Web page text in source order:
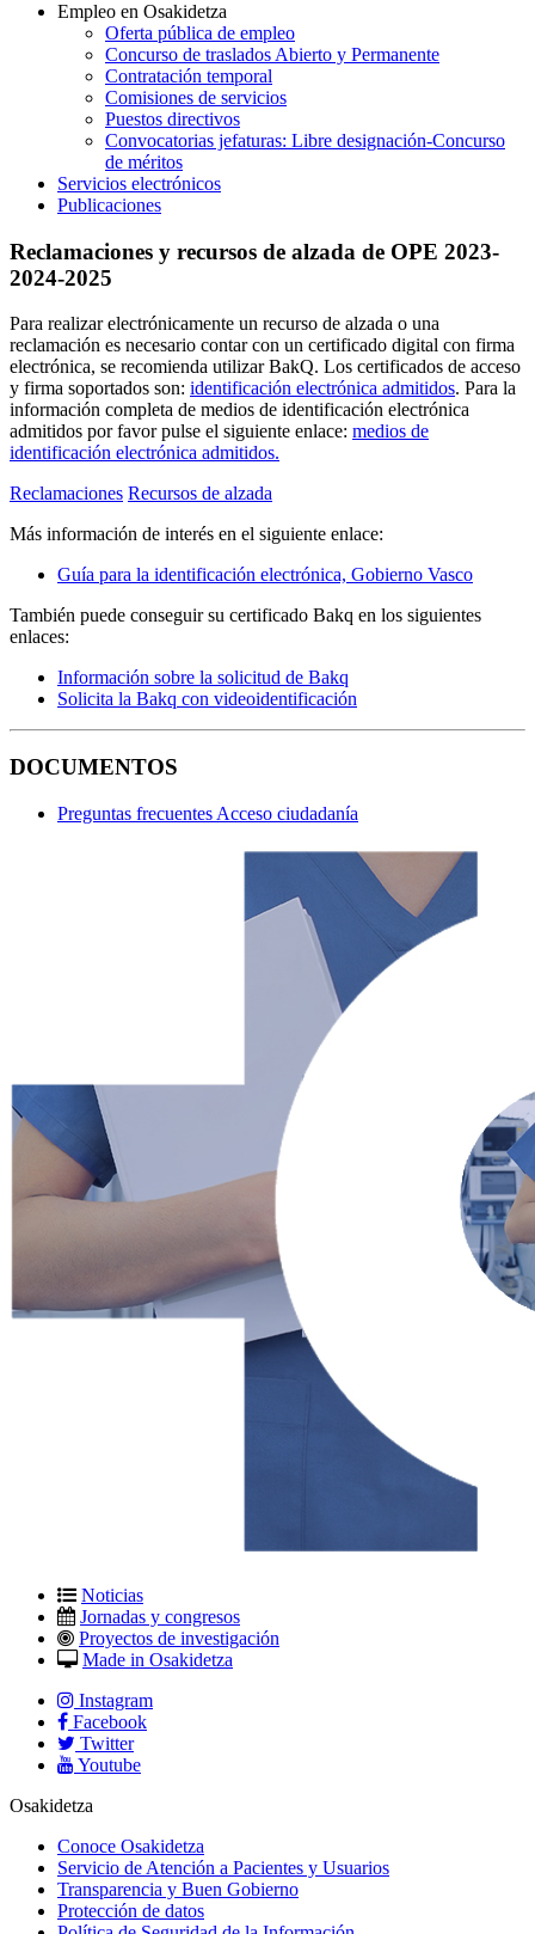
Empleo en Osakidetza
Oferta pública de empleo
Concurso de traslados Abierto y Permanente
Contratación temporal
Comisiones de servicios
Puestos directivos
Convocatorias jefaturas: Libre designación-Concurso
de méritos
Servicios electrónicos
Publicaciones
Reclamaciones y recursos de alzada de OPE 2023-
2024-2025
Para realizar electrónicamente un recurso de alzada o una
reclamación es necesario contar con un certificado digital con firma
electrónica, se recomienda utilizar BakQ. Los certificados de acceso
y firma soportados son: identificación electrónica admitidos. Para la
información completa de medios de identificación electrónica
admitidos por favor pulse el siguiente enlace: medios de
identificación electrónica admitidos.
Reclamaciones Recursos de alzada
Más información de interés en el siguiente enlace:
Guía para la identificación electrónica, Gobierno Vasco
También puede conseguir su certificado Bakq en los siguientes
enlaces:
Información sobre la solicitud de Bakq
Solicita la Bakq con videoidentificación
DOCUMENTOS
Preguntas frecuentes Acceso ciudadanía
Noticias
Jornadas y congresos
Proyectos de investigación
Made in Osakidetza
Instagram
Facebook
Twitter
Youtube
Osakidetza
Conoce Osakidetza
Servicio de Atención a Pacientes y Usuarios
Transparencia y Buen Gobierno
Protección de datos